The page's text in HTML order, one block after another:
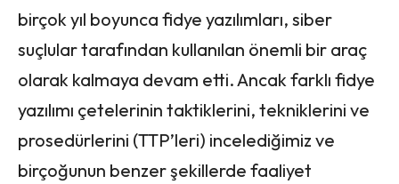
birçok yıl boyunca fidye yazılımları, siber
suçlular tarafından kullanılan önemli bir araç
olarak kalmaya devam etti. Ancak farklı fidye
yazılımı çetelerinin taktiklerini, tekniklerini ve
prosedürlerini (TTP’leri) incelediğimiz ve
birçoğunun benzer şekillerde faaliyet